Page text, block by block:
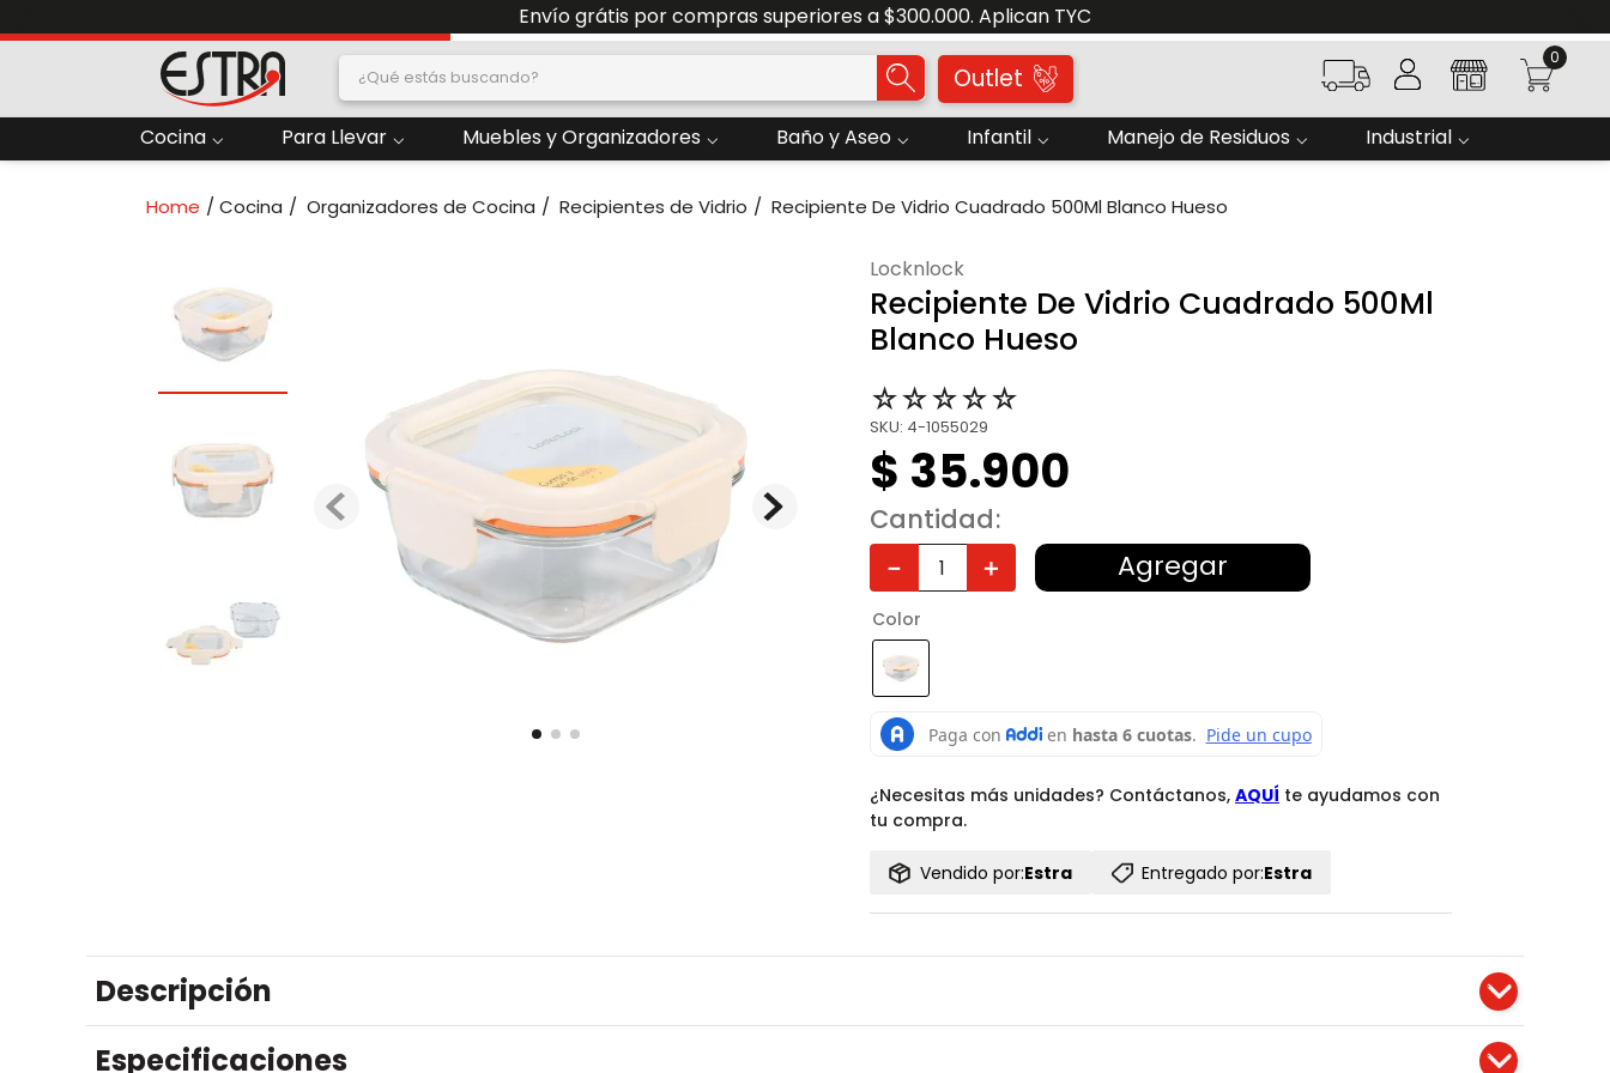
Envío grátis por compras superiores a $300.000. Aplican TYC
¿Qué estás buscando?
Outlet
0
Cocina Para Llevar Muebles y Organizadores Baño y Aseo Infantil Manejo de Residuos Industrial
Cocina Organizadores de Cocina Recipientes de Vidrio Recipiente De Vidrio Cuadrado 500Ml Blanco Hueso
locknlock
Recipiente De Vidrio Cuadrado 500Ml
Blanco Hueso
☆☆☆☆☆
SKU: 4-1055029
$ 35.900
Cantidad
＋
－ Agregar
Color
¿Necesitas más unidades? Contáctanos, AQUÍ te ayudamos con
tu compra.
Vendido por:Estra Entregado por:Estra
Descripción
Especificaciones
8. Contenedor